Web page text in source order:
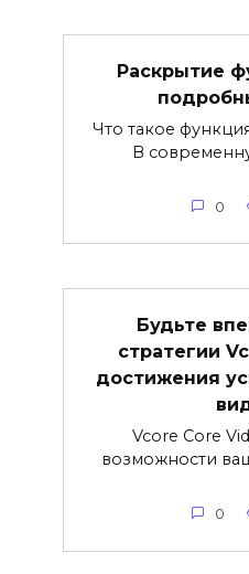
Раскрытие
Что такое
В
0
Будьте
стратегии
достижения
Vcore Core
возможности
0